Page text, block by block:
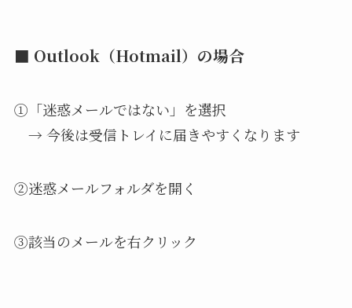
■ Outlook（Hotmail）の場合
①「迷惑メールではない」を選択
→ 今後は受信トレイに届きやすくなります
②迷惑メールフォルダを開く
③該当のメールを右クリック